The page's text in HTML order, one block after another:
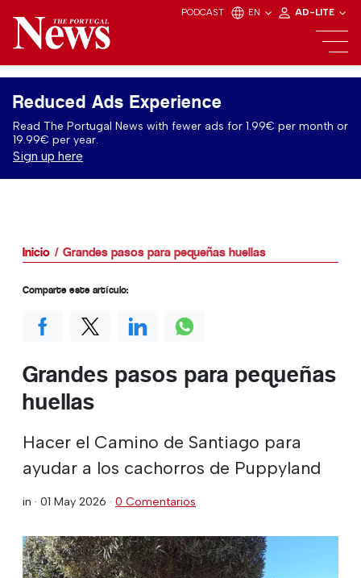
PODCAST EN AD-LITE
Reduced Ads Experience
Read The Portugal News with fewer ads for 1.99€ per month or
19.99€ per year.
Sign up here
Inicio Grandes pasos para pequeñas huellas
Grandes pasos para pequeñas
huellas
Hacer el Camino de Santiago para
ayudar a los cachorros de Puppyland
in · 01 May 2026 · 0 Comentarios
Comparte este artículo: